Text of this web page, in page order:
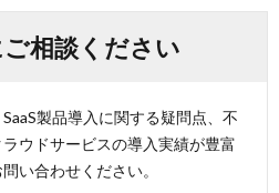
相談ください
製品導入に関する疑問点、不
ウドサービスの導入実績が豊富
い合わせください。